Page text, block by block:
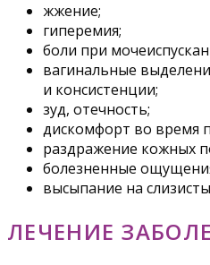
жжение;
гиперемия;
боли при
вагинальные
и консистенции;
зуд, отечность;
дискомфорт во время
раздражение кожных
болезненные
высыпание на
ЛЕЧЕНИЕ